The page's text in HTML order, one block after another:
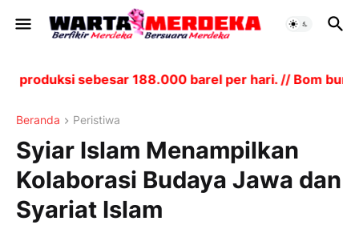
sebesar 188.000 barel per hari. // Bom bunuh
Beranda Peristiwa
Syiar Islam Menampilkan
Kolaborasi Budaya Jawa dan
Syariat Islam